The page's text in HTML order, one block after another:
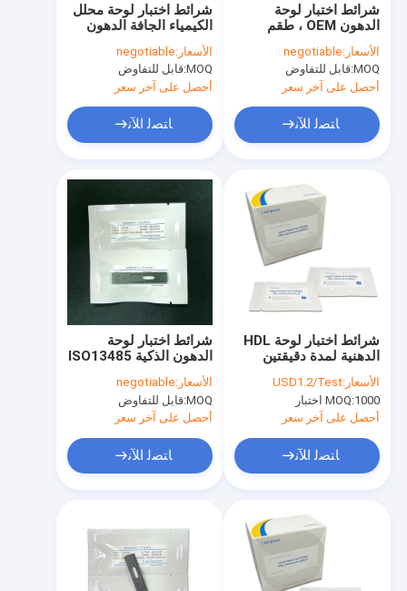
منتجات
معلومات عنا
شرائط اختبار لوحة محلل
الكيمياء الجافة الدهون
شهادة ISO 13485
الأسعار:negotiable
MOQ: قابل للتفاوض
أحصل على آخر سعر
ﺎﺘﺼﻟ ﺍﻶﻧ
شرائط اختبار لوحة
الدهون OEM ، طقم
اختبار الكوليسترول
والدهون الثلاثية
ISO13485
الأسعار:negotiable
MOQ: قابل للتفاوض
أحصل على آخر سعر
ﺎﺘﺼﻟ ﺍﻶﻧ
شرائط اختبار لوحة
الدهون الذكية ISO13485
شهادة CFDA
الأسعار:negotiable
MOQ: قابل للتفاوض
أحصل على آخر سعر
ﺎﺘﺼﻟ ﺍﻶﻧ
شرائط اختبار لوحة HDL
الدهنية لمدة دقيقتين
بالطريقة الكيميائية الجافة
الأسعار:USD1.2/Test
MOQ:1000 اختبار
أحصل على آخر سعر
ﺎﺘﺼﻟ ﺍﻶﻧ